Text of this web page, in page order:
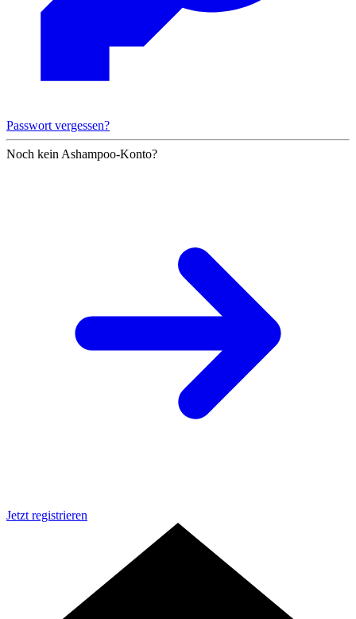
Passwort vergessen?
Noch kein Ashampoo-Konto?
Jetzt registrieren